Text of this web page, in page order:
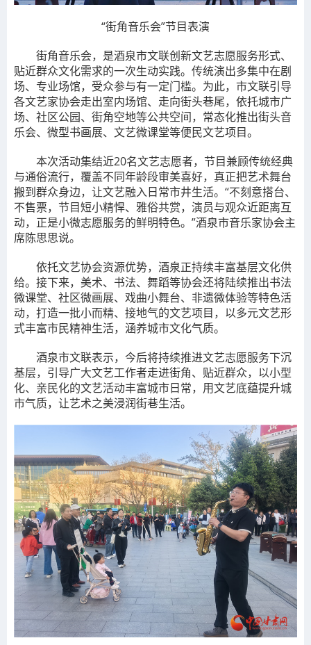
“街角音乐会”节目表演
街角音乐会，是酒泉市文联创新文艺志愿服务形式、
贴近群众文化需求的一次生动实践。传统演出多集中在剧
场、专业场馆，受众参与有一定门槛。为此，市文联引导
各文艺家协会走出室内场馆、走向街头巷尾，依托城市广
场、社区公园、街角空地等公共空间，常态化推出街头音
乐会、微型书画展、文艺微课堂等便民文艺项目。
本次活动集结近20名文艺志愿者，节目兼顾传统经典
与通俗流行，覆盖不同年龄段审美喜好，真正把艺术舞台
搬到群众身边，让文艺融入日常市井生活。“不刻意搭台、
不售票，节目短小精悍、雅俗共赏，演员与观众近距离互
动，正是小微志愿服务的鲜明特色。”酒泉市音乐家协会主
席陈思思说。
依托文艺协会资源优势，酒泉正持续丰富基层文化供
给。接下来，美术、书法、舞蹈等协会还将陆续推出书法
微课堂、社区微画展、戏曲小舞台、非遗微体验等特色活
动，打造一批小而精、接地气的文艺项目，以多元文艺形
式丰富市民精神生活，涵养城市文化气质。
酒泉市文联表示，今后将持续推进文艺志愿服务下沉
基层，引导广大文艺工作者走进街角、贴近群众，以小型
化、亲民化的文艺活动丰富城市日常，用文艺底蕴提升城
市气质，让艺术之美浸润街巷生活。